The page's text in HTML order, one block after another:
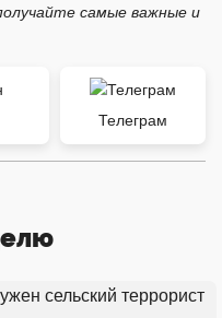
самые важные и
Телеграм